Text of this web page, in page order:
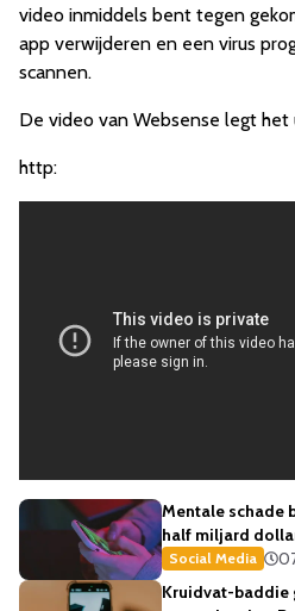
video inmiddels bent tegen
app verwijderen en een virus
scannen.
De video van Websense legt het
http:
Mentale schade
half miljard
Social Media
Kruidvat-baddie